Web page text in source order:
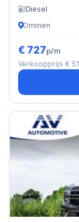
Diesel
Ommen
€ 727p/m
Verkoopprijs €